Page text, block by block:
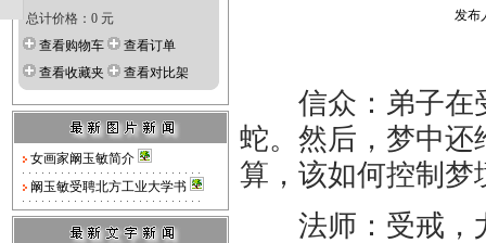
总计价格：0 元
查看购物车
查看订单
查看收藏夹
查看对比架
女画家阚玉敏简介
阚玉敏受聘北方工业大学书
发布
信众：弟子在受
蛇。然后，梦中还
算，该如何控制梦
法师：受戒，尤